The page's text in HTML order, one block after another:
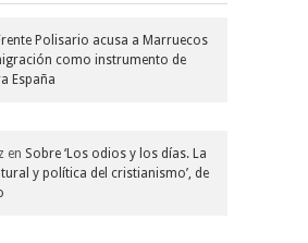
Polisario acusa a Marruecos
como instrumento de
España
en Sobre ‘Los odios y los días. La
y política del cristianismo’, de